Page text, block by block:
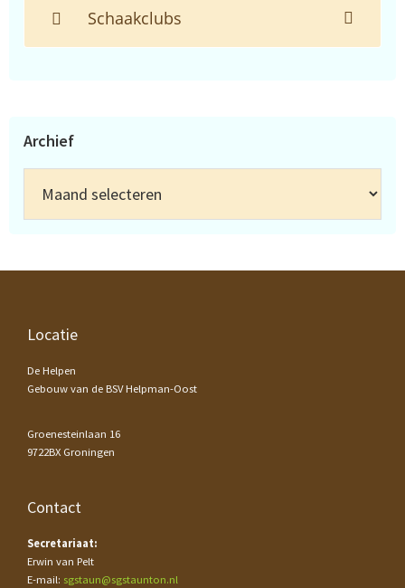
Schaakclubs
Archief
Footer
Locatie
De Helpen
Gebouw van de BSV Helpman-Oost
Groenesteinlaan 16
9722BX Groningen
Contact
Secretariaat:
Erwin van Pelt
E-mail: sgstaun@sgstaunton.nl